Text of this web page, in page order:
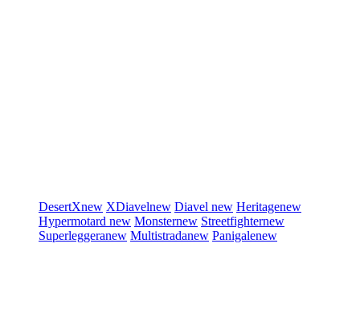
DesertXnew XDiavelnew Diavel new Heritagenew
Hypermotard new Monsternew Streetfighternew
Superleggeranew Multistradanew Panigalenew